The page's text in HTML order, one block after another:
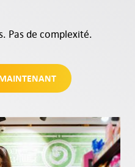
Pas de complexité.